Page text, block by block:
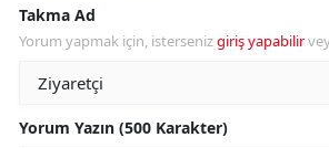
Takma Ad
Yorum yapmak için, istersenizgiriş yapabilir
Yorum Yazın (500 Karakter)